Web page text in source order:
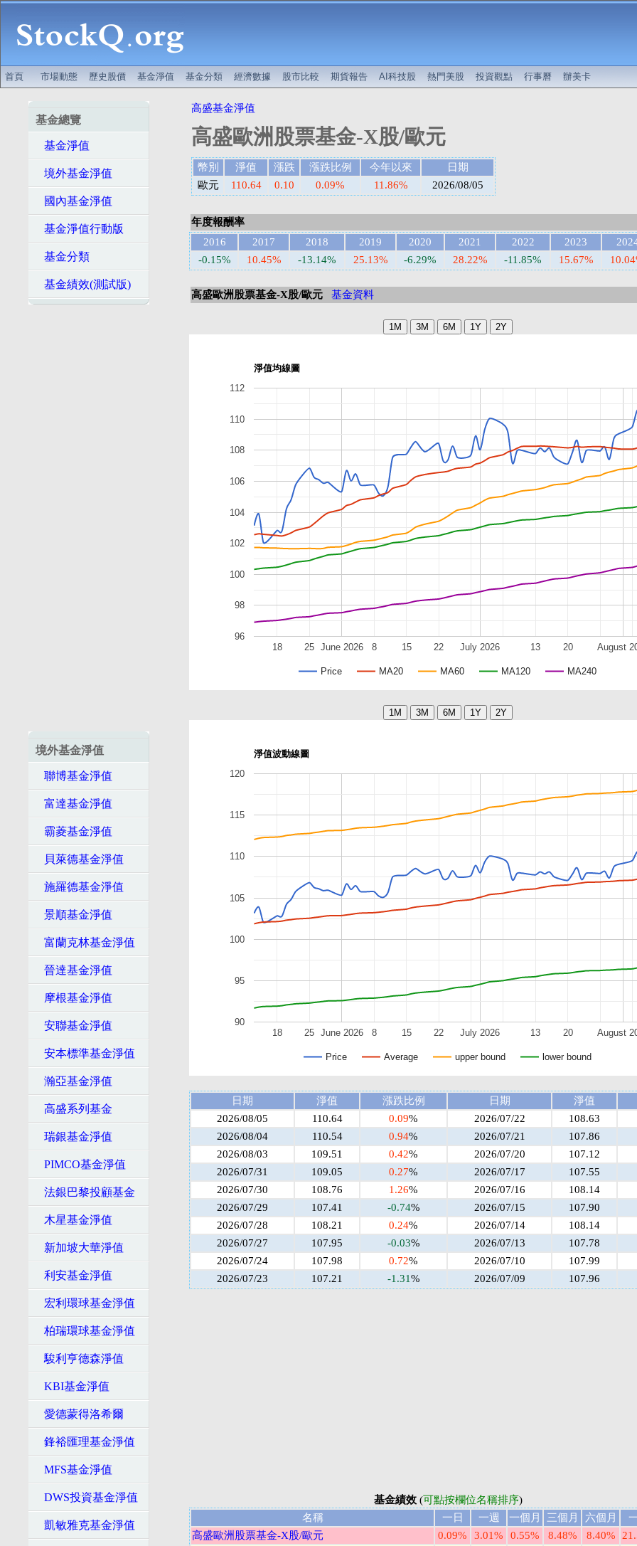
首頁 市場動態 歷史股價 基金淨值 基金分類 經濟數據 股市比較 期貨報告 AI科技股 熱門美股 投資觀點 行事曆 辦美卡
基金總覽
基金淨值
境外基金淨值
國內基金淨值
基金淨值行動版
基金分類
基金績效(測試版)
境外基金淨值
聯博基金淨值
富達基金淨值
霸菱基金淨值
貝萊德基金淨值
施羅德基金淨值
景順基金淨值
富蘭克林基金淨值
晉達基金淨值
摩根基金淨值
安聯基金淨值
安本標準基金淨值
瀚亞基金淨值
高盛系列基金
瑞銀基金淨值
PIMCO基金淨值
法銀巴黎投顧基金
木星基金淨值
新加坡大華淨值
利安基金淨值
宏利環球基金淨值
柏瑞環球基金淨值
駿利亨德森淨值
KBI基金淨值
愛德蒙得洛希爾
鋒裕匯理基金淨值
MFS基金淨值
DWS投資基金淨值
凱敏雅克基金淨值
高盛基金淨值
高盛歐洲股票基金-X股/歐元
幣別 淨值 漲跌 漲跌比例 今年以來
日期
歐元
110.64 0.10 0.09% 11.86% 2026/08/05
年度報酬率
2016
2017 2018 2019 2020 2021 2022 2023
-0.15%
10.45% -13.14% 25.13% -6.29% 28.22% -11.85% 15.67%
高盛歐洲股票基金-X股/歐元 基金資料
淨值均線圖
Price MA20 MA60 MA120 MA240
June 2026 July 2026 August
18 25 8 15 22 13 20
96
98
100
102
104
106
108
110
112
淨值波動線圖
Price Average upper bound lower bound
June 2026 July 2026 August
18 25 8 15 22 13 20
90
95
100
105
110
115
120
日期 淨值 漲跌比例 日期
淨值
2026/08/05
110.64 0.09% 2026/07/22
108.63
2026/08/04
110.54 0.94% 2026/07/21
107.86
2026/08/03
109.51 0.42% 2026/07/20
107.12
2026/07/31
109.05 0.27% 2026/07/17
107.55
2026/07/30
108.76 1.26% 2026/07/16
108.14
2026/07/29
107.41 -0.74% 2026/07/15
107.90
2026/07/28
108.21 0.24% 2026/07/14
108.14
2026/07/27
107.95 -0.03% 2026/07/13
107.78
2026/07/24
107.98 0.72% 2026/07/10
107.99
2026/07/23
107.21 -1.31% 2026/07/09 107.96
基金績效(可點按欄位名稱排序)
名稱
一日 一週 一個月 三個月 六個月
高盛歐洲股票基金-X股/歐元
0.09% 3.01% 0.55% 8.48% 8.40%